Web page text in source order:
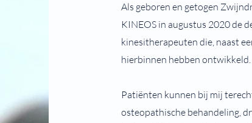
Als geboren en getogen
KINEOS in augustus 2020 de
kinesitherapeuten die, naast
hierbinnen hebben
Patiënten kunnen bij mij
osteopathische behandeling,